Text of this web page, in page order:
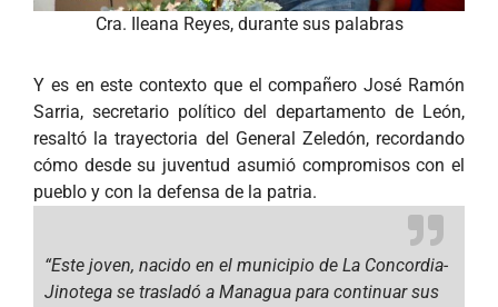
Cra. Ileana Reyes, durante sus palabras
Y es en este contexto que el compañero José Ramón
Sarria, secretario político del departamento de León,
resaltó la trayectoria del General Zeledón, recordando
cómo desde su juventud asumió compromisos con el
pueblo y con la defensa de la patria.
“Este joven, nacido en el municipio de La Concordia-
Jinotega se trasladó a Managua para continuar sus